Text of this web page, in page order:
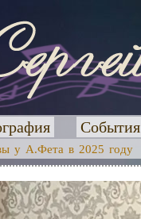
События
у А.Фета в 2025 году